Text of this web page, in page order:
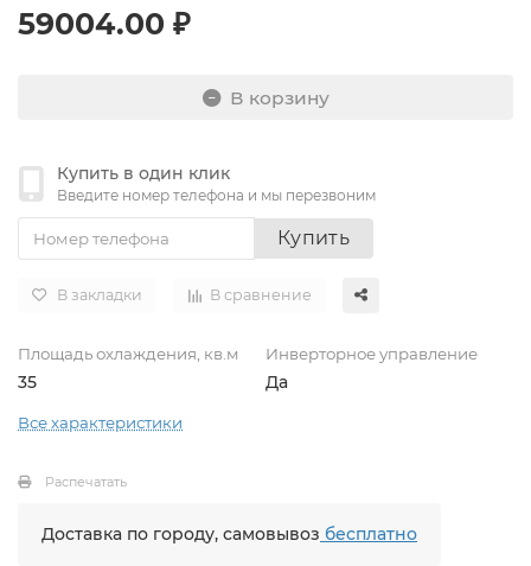
59004.00 ₽
В корзину
Купить в один клик
Введите номер телефона и мы перезвоним
Купить
В закладки В сравнение
Площадь охлаждения, кв.м
35
Инверторное управление
Да
Все характеристики
Распечатать
Доставка по городу, самовывоз бесплатно